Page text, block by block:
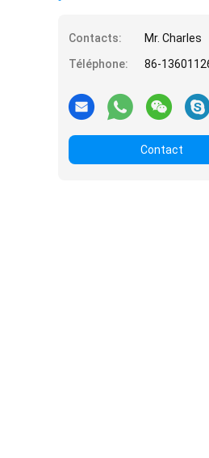
Contacts:
Mr. Charles
Téléphone:
86-
Contact